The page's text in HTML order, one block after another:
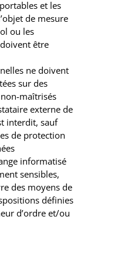
et les
de mesure
ou les
être
ne doivent
sur des
maîtrisés
externe de
interdit, sauf
de protection
informatisé
sensibles,
des moyens de
définies
d’ordre et/ou